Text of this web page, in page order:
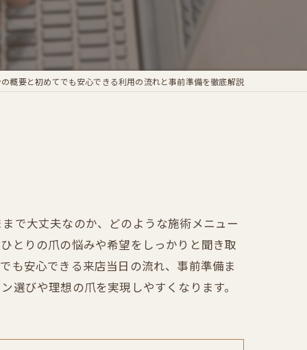
概要と初めてでも安心できる利用の流れと事前準備を徹底解説
で大丈夫なのか、どのような施術メニュー
とりの爪の悩みや希望をしっかりと聞き取
も安心できる来店当日の流れ、事前準備ま
びや理想の爪を実現しやすくなります。